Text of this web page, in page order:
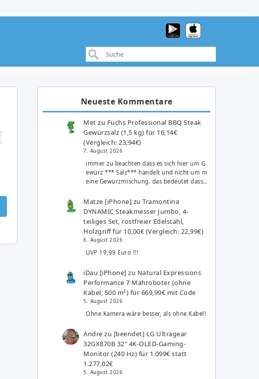
Neueste Kommentare
Met zu Fuchs Professional BBQ Steak
Gewürzsalz (1,5 kg) für 16,14€
(Vergleich: 23,94€)
7. August 2026
immer zu beachten dass es sich hier um G
ewürz *** Salz*** handelt und nicht um m
eine Gewürzmischung. das bedeutet dass…
Matze [iPhone] zuTramontina
DYNAMIC Steakmesser Jumbo, 4-
teiliges Set, rostfreier Edelstahl,
Holzgriff für 10,00€ (Vergleich: 22,99€)
6. August 2026
UVP 19,99 Euro !!!
iDau [iPhone] zu Natural Expressions
Performance 7 Mähroboter (ohne
Kabel, 500 m²) für 669,99€ mit Code
5. August 2026
Ohne Kamera wäre besser, als ohne Kabel!
Andre zu [beendet] LG Ultragear
32GX870B 32″ 4K-OLED-Gaming-
Monitor (240 Hz) für 1.099€ statt
1.277,02€
5. August 2026